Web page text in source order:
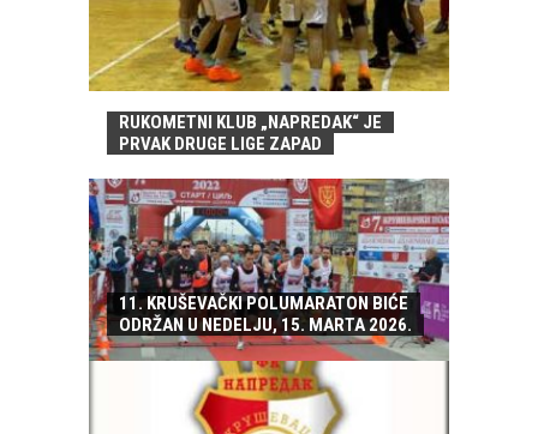
RUKOMETNI KLUB „NAPREDAK“ JE
PRVAK DRUGE LIGE ZAPAD
11. KRUŠEVAČKI POLUMARATON BIĆE
ODRŽAN U NEDELJU, 15. MARTA 2026.